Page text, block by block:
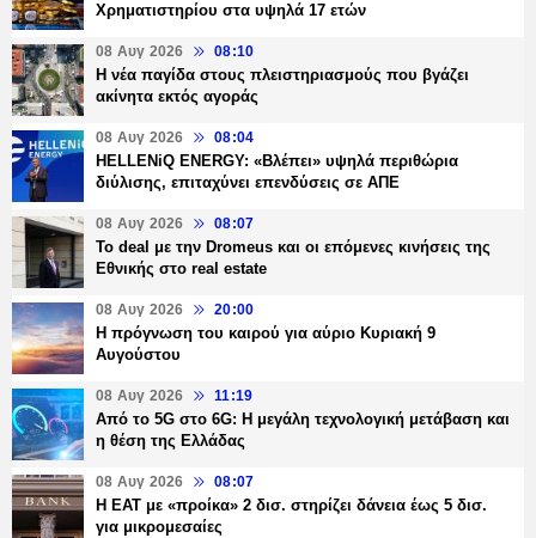
Χρηματιστηρίου στα υψηλά 17 ετών
08 Αυγ 2026 08:10
Η νέα παγίδα στους πλειστηριασμούς που βγάζει
ακίνητα εκτός αγοράς
08 Αυγ 2026 08:04
HELLENiQ ENERGY: «Βλέπει» υψηλά περιθώρια
διύλισης, επιταχύνει επενδύσεις σε ΑΠΕ
08 Αυγ 2026 08:07
Το deal με την Dromeus και οι επόμενες κινήσεις της
Εθνικής στο real estate
08 Αυγ 2026 20:00
Η πρόγνωση του καιρού για αύριο Κυριακή 9
Αυγούστου
08 Αυγ 2026 11:19
Από το 5G στο 6G: Η μεγάλη τεχνολογική μετάβαση και
η θέση της Ελλάδας
08 Αυγ 2026 08:07
Η ΕΑΤ με «προίκα» 2 δισ. στηρίζει δάνεια έως 5 δισ.
για μικρομεσαίες